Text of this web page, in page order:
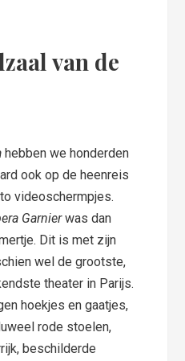
van de
hebben we honderden
ook op de heenreis
videoschermpjes.
Garnierwas dan
Dit is met zijn
wel de grootste,
theater in Parijs.
hoekjes en gaatjes,
rode stoelen,
beschilderde